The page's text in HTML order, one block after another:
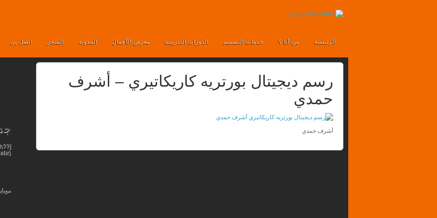
الرئيسية من أنا ؟ خدمات التصميم الدورات التدريبية معرض الأعمال المدونة المتجر اتصل بي
رسم ديجيتال بورتريه كاريكاتيري – أشرف
حمدي
أشرف حمدي